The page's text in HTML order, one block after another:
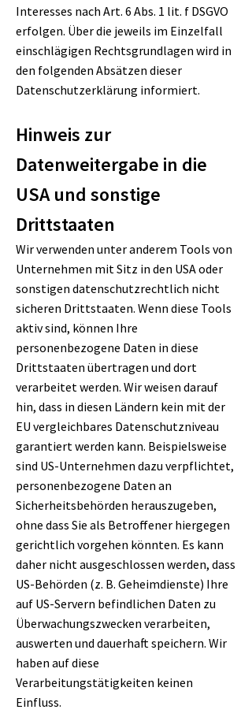
Interesses nach Art. 6 Abs. 1 lit. f DSGVO
erfolgen. Über die jeweils im Einzelfall
einschlägigen Rechtsgrundlagen wird in
den folgenden Absätzen dieser
Datenschutzerklärung informiert.
Hinweis zur
Datenweitergabe in die
USA und sonstige
Drittstaaten
Wir verwenden unter anderem Tools von
Unternehmen mit Sitz in den USA oder
sonstigen datenschutzrechtlich nicht
sicheren Drittstaaten. Wenn diese Tools
aktiv sind, können Ihre
personenbezogene Daten in diese
Drittstaaten übertragen und dort
verarbeitet werden. Wir weisen darauf
hin, dass in diesen Ländern kein mit der
EU vergleichbares Datenschutzniveau
garantiert werden kann. Beispielsweise
sind US-Unternehmen dazu verpflichtet,
personenbezogene Daten an
Sicherheitsbehörden herauszugeben,
ohne dass Sie als Betroffener hiergegen
gerichtlich vorgehen könnten. Es kann
daher nicht ausgeschlossen werden, dass
US-Behörden (z. B. Geheimdienste) Ihre
auf US-Servern befindlichen Daten zu
Überwachungszwecken verarbeiten,
auswerten und dauerhaft speichern. Wir
haben auf diese
Verarbeitungstätigkeiten keinen
Einfluss.